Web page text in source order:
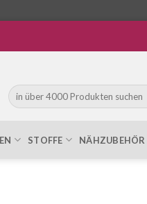
Suche
nach:
STOFFE NÄHZUBEHÖR